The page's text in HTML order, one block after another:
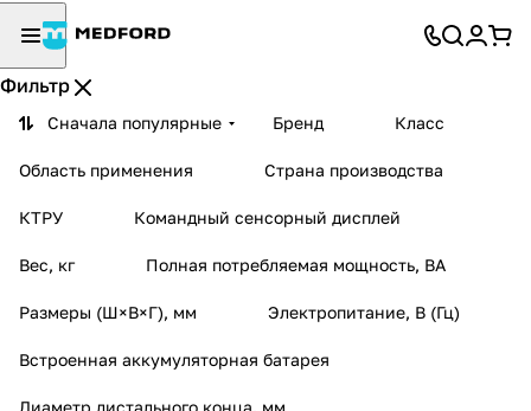
Фильтр
Сначала популярные Бренд Класс
Область применения Страна производства
КТРУ Командный сенсорный дисплей
Вес, кг Полная потребляемая мощность, ВА
Размеры (Ш×В×Г), мм Электропитание, В (Гц)
Встроенная аккумуляторная батарея
Диаметр дистального конца, мм